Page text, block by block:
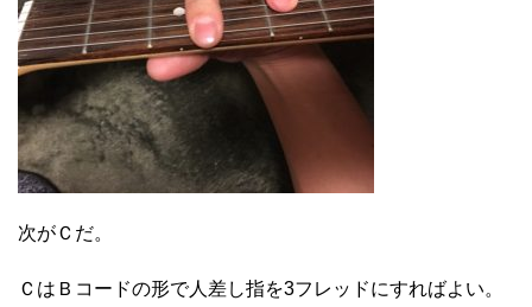
次がＣだ。
ＣはＢコードの形で人差し指を3フレッドにすればよい。